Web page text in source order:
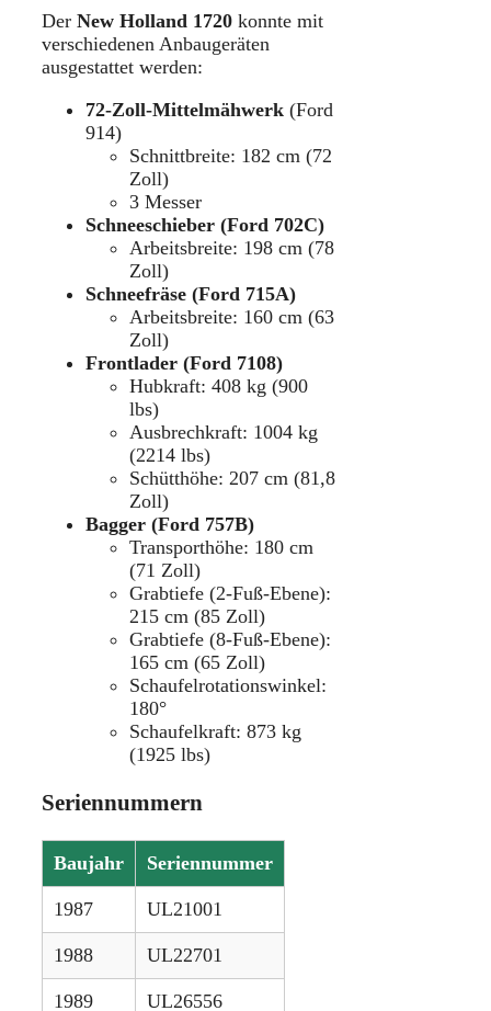
Der New Holland 1720 konnte mit
verschiedenen Anbaugeräten
ausgestattet werden:
72-Zoll-Mittelmähwerk (Ford
914)
Schnittbreite: 182 cm (72
Zoll)
3 Messer
Schneeschieber (Ford 702C)
Arbeitsbreite: 198 cm (78
Zoll)
Schneefräse (Ford 715A)
Arbeitsbreite: 160 cm (63
Zoll)
Frontlader (Ford 7108)
Hubkraft: 408 kg (900
lbs)
Ausbrechkraft: 1004 kg
(2214 lbs)
Schütthöhe: 207 cm (81,8
Zoll)
Bagger (Ford 757B)
Transporthöhe: 180 cm
(71 Zoll)
Grabtiefe (2-Fuß-Ebene):
215 cm (85 Zoll)
Grabtiefe (8-Fuß-Ebene):
165 cm (65 Zoll)
Schaufelrotationswinkel:
180°
Schaufelkraft: 873 kg
(1925 lbs)
Seriennummern
Baujahr Seriennummer
1987 UL21001
1988 UL22701
1989 UL26556